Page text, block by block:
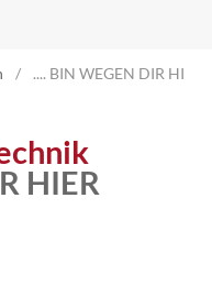
.... BIN WEGEN DIR
HIER